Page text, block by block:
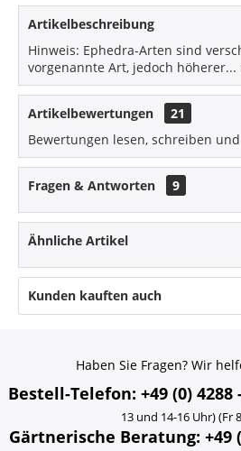
Artikelbeschreibung
Hinweis: Ephedra-Arten sind
vorgenannte Art, jedoch höherer...
Artikelbewertungen
21
Bewertungen lesen, schreiben
Fragen & Antworten 9
Ähnliche Artikel
Kunden kauften auch
Haben Sie Fragen? Wir
Bestell-Telefon: +49 (0) 4288
13 und 14-16 Uhr) (Fr
Gärtnerische Beratung: +49